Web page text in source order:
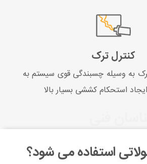
کنترل ترک
به وسیله چسبندگی قوی سیستم به
استحکام کششی بسیار بالا
استفاده می شود؟